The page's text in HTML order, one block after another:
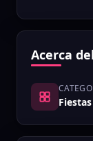
Acerca
Fiestas